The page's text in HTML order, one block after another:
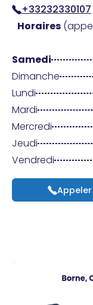
+33232330107
Horaires
Samedi
Dimanche
Lundi
Mardi
Mercredi
Jeudi
Vendredi
Appeler